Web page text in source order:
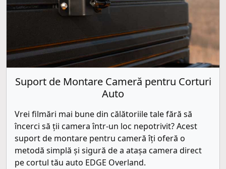
Suport de Montare Cameră pentru Corturi
Auto
Vrei filmări mai bune din călătoriile tale fără să
încerci să ții camera într-un loc nepotrivit? Acest
suport de montare pentru cameră îți oferă o
metodă simplă și sigură de a atașa camera direct
pe cortul tău auto EDGE Overland.